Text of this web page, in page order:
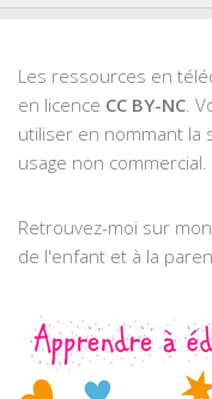
Les ressources en
en licence CC BY-NC.
utiliser en nommant la
usage non commercial.
Retrouvez-moi sur
de l'enfant et à la